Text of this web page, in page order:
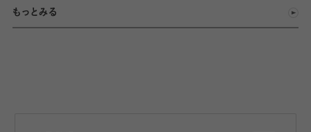
もっとみる